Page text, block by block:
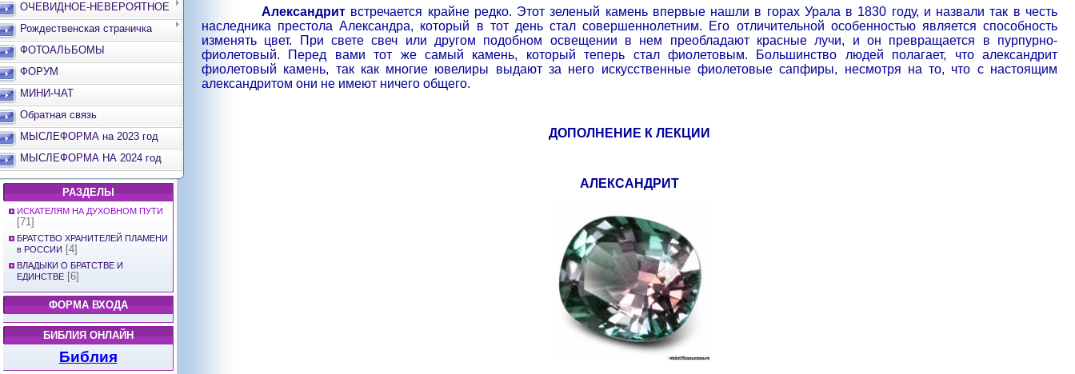
ОЧЕВИДНОЕ-НЕВЕРОЯТНОЕ
Рождественская страничка
ФОТОАЛЬБОМЫ
ФОРУМ
МИНИ-ЧАТ
Обратная связь
МЫСЛЕФОРМА на 2023 год
МЫСЛЕФОРМА НА 2024 год
РАЗДЕЛЫ
ИСКАТЕЛЯМ НА ДУХОВНОМ ПУТИ
[71]
БРАТСТВО ХРАНИТЕЛЕЙ ПЛАМЕНИ
в РОССИИ [4]
ВЛАДЫКИ О БРАТСТВЕ И
ЕДИНСТВЕ [6]
ФОРМА ВХОДА
БИБЛИЯ ОНЛАЙН
Библия
Александрит встречается крайне редко. Этот зеленый камень впервые нашли в горах Урала в 1830 году, и назвали так в честь
наследника престола Александра, который в тот день стал совершеннолетним. Его отличительной особенностью является способность
изменять цвет. При свете свеч или другом подобном освещении в нем преобладают красные лучи, и он превращается в пурпурно-
фиолетовый. Перед вами тот же самый камень, который теперь стал фиолетовым. Большинство людей полагает, что александрит
фиолетовый камень, так как многие ювелиры выдают за него искусственные фиолетовые сапфиры, несмотря на то, что с настоящим
александритом они не имеют ничего общего.
ДОПОЛНЕНИЕ К ЛЕКЦИИ
АЛЕКСАНДРИТ